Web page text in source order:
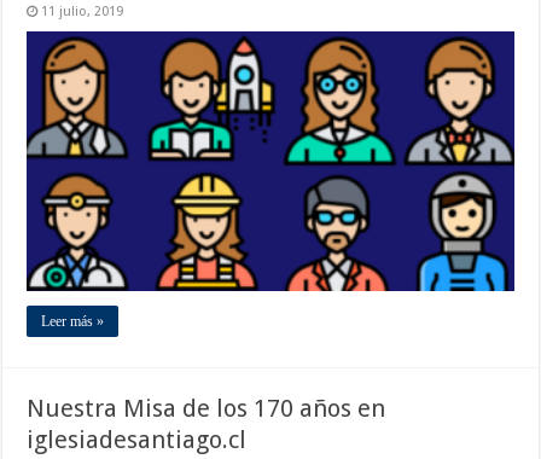
11 julio, 2019
Leer más »
Nuestra Misa de los 170 años en
iglesiadesantiago.cl